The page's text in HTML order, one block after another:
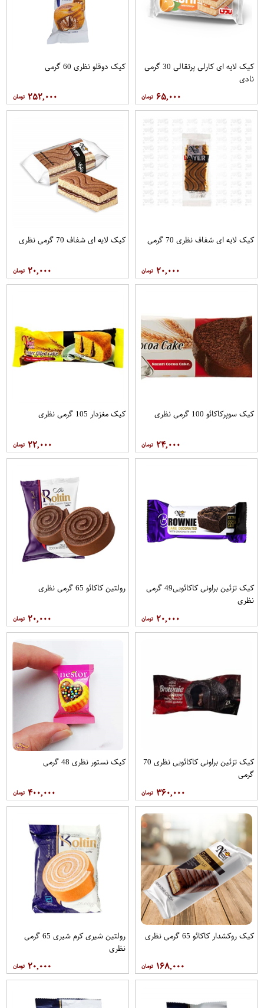
کیک لایه ای کارلی پرتقالی 30 گرمی
نادی
۶۵,۰۰۰
کیک دوقلو نظری 60 گرمی
۲۵۲,۰۰۰
کیک لایه ای شفاف نظری 70 گرمی
۲۰,۰۰۰
کیک لایه ای شفاف 70 گرمی نظری
۲۰,۰۰۰
کیک سوپرکاکائو 100 گرمی نظری
۲۴,۰۰۰
کیک مغزدار 105 گرمی نظری
۲۲,۰۰۰
کیک تزئین براونی کاکائویی49 گرمی
نظری
۲۰,۰۰۰
رولتین کاکائو 65 گرمی نظری
۲۰,۰۰۰
کیک تزئین براونی کاکائویی نظری 70
گرمی
۳۶۰,۰۰۰
کیک نستور نظری 48 گرمی
۴۰۰,۰۰۰
کیک روکشدار کاکائو 65 گرمی نظری
۱۶۸,۰۰۰
رولتین شیری کرم شیری 65 گرمی
نظری
۲۰,۰۰۰